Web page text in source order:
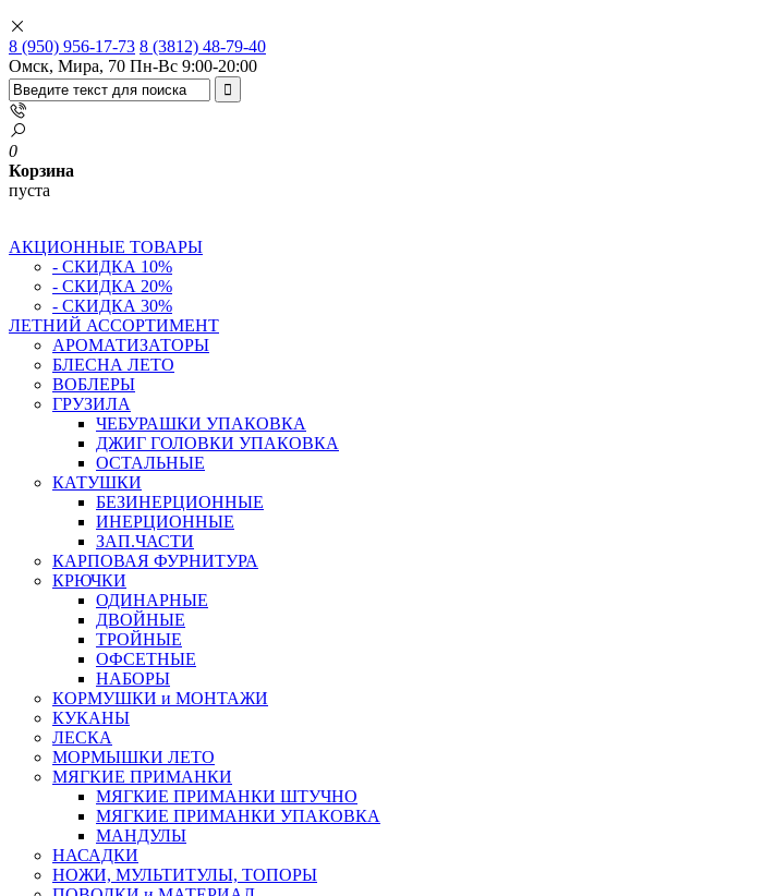
8 (950) 956-17-73 8 (3812) 48-79-40
Омск, Мира, 70 Пн-Вс 9:00-20:00
0
Корзина
пуста
АКЦИОННЫЕ ТОВАРЫ
- СКИДКА 10%
- СКИДКА 20%
- СКИДКА 30%
ЛЕТНИЙ АССОРТИМЕНТ
АРОМАТИЗАТОРЫ
БЛЕСНА ЛЕТО
ВОБЛЕРЫ
ГРУЗИЛА
ЧЕБУРАШКИ УПАКОВКА
ДЖИГ ГОЛОВКИ УПАКОВКА
ОСТАЛЬНЫЕ
КАТУШКИ
БЕЗИНЕРЦИОННЫЕ
ИНЕРЦИОННЫЕ
ЗАП.ЧАСТИ
КАРПОВАЯ ФУРНИТУРА
КРЮЧКИ
ОДИНАРНЫЕ
ДВОЙНЫЕ
ТРОЙНЫЕ
ОФСЕТНЫЕ
НАБОРЫ
КОРМУШКИ и МОНТАЖИ
КУКАНЫ
ЛЕСКА
МОРМЫШКИ ЛЕТО
МЯГКИЕ ПРИМАНКИ
МЯГКИЕ ПРИМАНКИ ШТУЧНО
МЯГКИЕ ПРИМАНКИ УПАКОВКА
МАНДУЛЫ
НАСАДКИ
НОЖИ, МУЛЬТИТУЛЫ, ТОПОРЫ